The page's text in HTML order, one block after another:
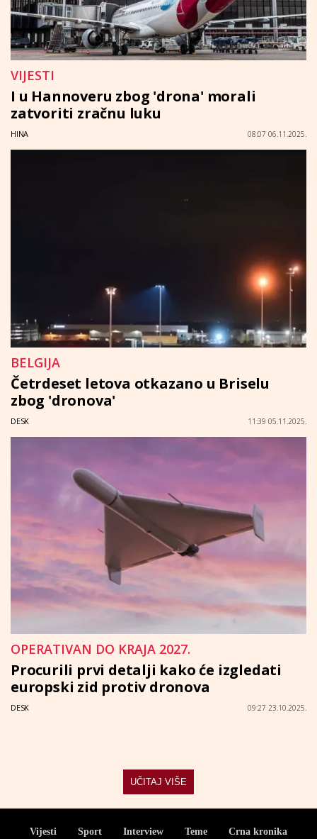
VIJESTI
I u Hannoveru zbog 'drona' morali
zatvoriti zračnu luku
HINA 08:07 06.11.2025.
BELGIJA
Četrdeset letova otkazano u Briselu
zbog 'dronova'
DESK 11:39 05.11.2025.
OPERATIVAN DO KRAJA 2027.
Procurili prvi detalji kako će izgledati
europski zid protiv dronova
DESK 09:27 23.10.2025.
UČITAJ VIŠE
Vijesti Sport Interview Teme Crna kronika